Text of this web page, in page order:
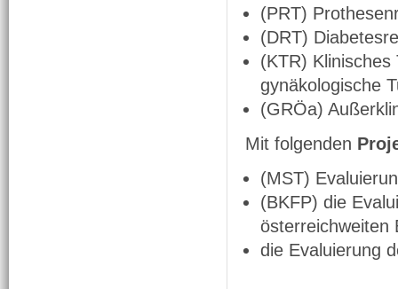
(PRT)
(DRT)
(KTR)
gynäkologische
(GRÖa)
Mit folgenden
(MST)
(BKFP) die
österreichweiten
die Evaluierung